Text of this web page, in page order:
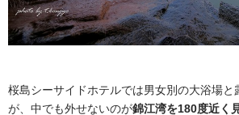
桜島シーサイドホテルでは男女別の大浴場と
が、中でも外せないのが錦江湾を180度近く